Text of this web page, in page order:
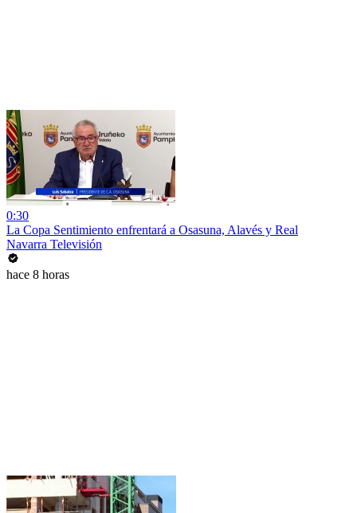
0:30
La Copa Sentimiento enfrentará a Osasuna, Alavés y Real
Navarra Televisión
hace 8 horas